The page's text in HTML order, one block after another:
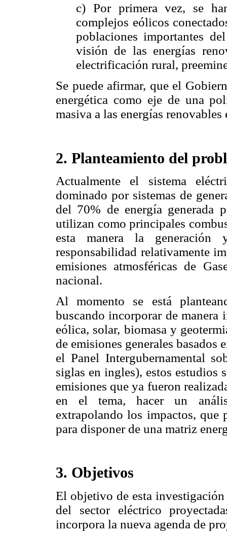
c) Por primera vez, se
complejos eólicos
poblaciones importantes
visión de las energías
electrificación rural,
Se puede afirmar, que el
energética como eje de una
masiva a las energías renovables
2. Planteamiento del
Actualmente el sistema
dominado por sistemas de
del 70% de energía generada
utilizan como principales
esta manera la
responsabilidad relativamente
emisiones atmosféricas de
nacional.
Al momento se está
buscando incorporar de manera
eólica, solar, biomasa y
de emisiones generales
el Panel Intergubernamental
siglas en ingles), estos estudios
emisiones que ya fueron
en el tema, hacer un
extrapolando los impactos, que
para disponer de una matriz
3. Objetivos
El objetivo de esta
del sector eléctrico
incorpora la nueva agenda de